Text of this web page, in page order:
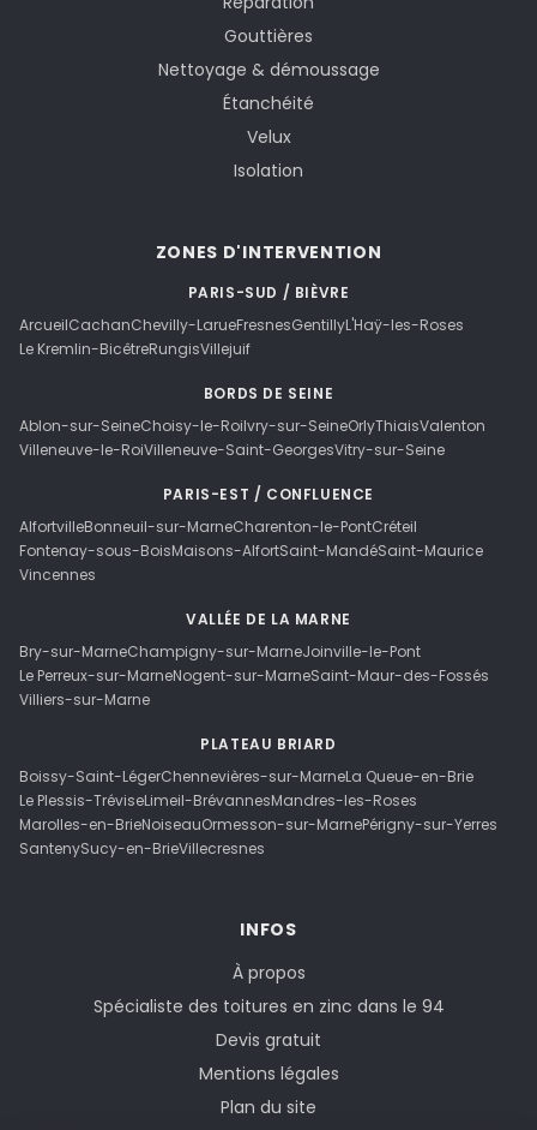
Gouttières
Nettoyage & démoussage
Étanchéité
Velux
Isolation
ZONES D'INTERVENTION
PARIS-SUD / BIÈVRE
ArcueilCachanChevilly-LarueFresnesGentillyL'Haÿ-les-Roses
Le Kremlin-BicêtreRungisVillejuif
BORDS DE SEINE
Ablon-sur-SeineChoisy-le-RoiIvry-sur-SeineOrlyThiaisValenton
Villeneuve-le-RoiVilleneuve-Saint-GeorgesVitry-sur-Seine
PARIS-EST / CONFLUENCE
AlfortvilleBonneuil-sur-MarneCharenton-le-PontCréteil
Fontenay-sous-BoisMaisons-AlfortSaint-MandéSaint-Maurice
Vincennes
VALLÉE DE LA MARNE
Bry-sur-MarneChampigny-sur-MarneJoinville-le-Pont
Le Perreux-sur-MarneNogent-sur-MarneSaint-Maur-des-Fossés
Villiers-sur-Marne
PLATEAU BRIARD
Boissy-Saint-LégerChennevières-sur-MarneLa Queue-en-Brie
Le Plessis-TréviseLimeil-BrévannesMandres-les-Roses
Marolles-en-BrieNoiseauOrmesson-sur-MarnePérigny-sur-Yerres
SantenySucy-en-BrieVillecresnes
INFOS
À propos
Spécialiste des toitures en zinc dans le 94
Devis gratuit
Mentions légales
Plan du site